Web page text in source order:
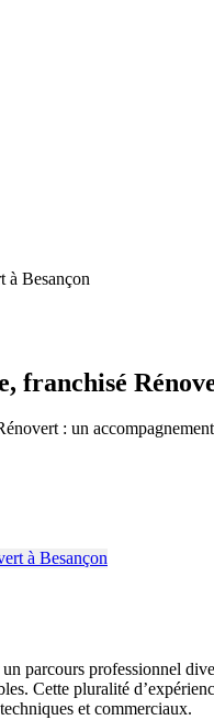
à Besançon
franchisé
: un
parcours professionnel
Cette pluralité
et commerciaux.